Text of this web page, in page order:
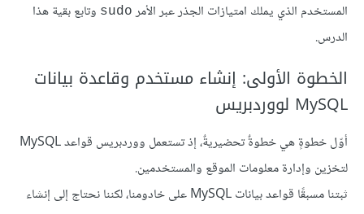
المستخدم الذي يملك امتيازات الجذر عبر الأمر sudo وتابع بقية هذا
الدرس.
الخطوة الأولى: إنشاء مستخدم وقاعدة بيانات
MySQL لووردبريس
أوّل خطوةٍ هي خطوةٌ تحضيريةٌ، إذ تستعمل ووردبريس قواعد MySQL
لتخزين وإدارة معلومات الموقع والمستخدمين.
ثبتنا مسبقًا قواعد بيانات MySQL على خادومنا، لكننا نحتاج إلى إنشاء